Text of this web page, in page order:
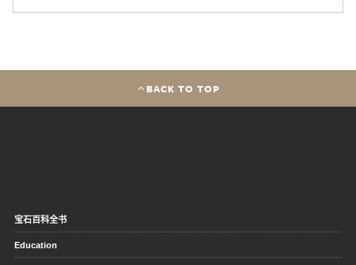
BACK TO TOP
宝石百科全书
Education